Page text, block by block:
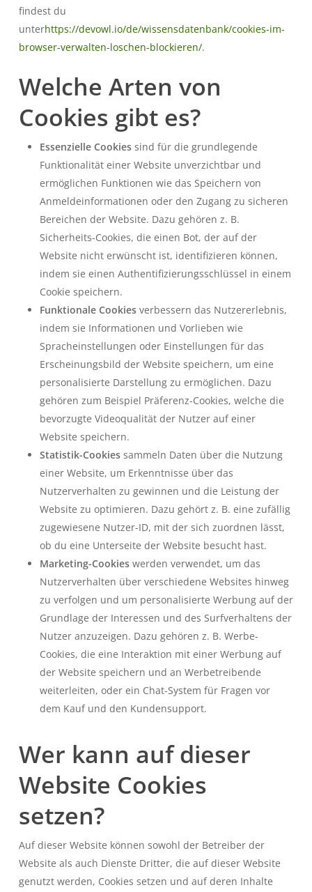
findest du
unterhttps://devowl.io/de/wissensdatenbank/cookies-im-
browser-verwalten-loschen-blockieren/.
Welche Arten von
Cookies gibt es?
Essenzielle Cookiessind für die grundlegende
Funktionalität einer Website unverzichtbar und
ermöglichen Funktionen wie das Speichern von
Anmeldeinformationen oder den Zugang zu sicheren
Bereichen der Website. Dazu gehören z. B.
Sicherheits-Cookies, die einen Bot, der auf der
Website nicht erwünscht ist, identifizieren können,
indem sie einen Authentifizierungsschlüssel in einem
Cookie speichern.
Funktionale Cookiesverbessern das Nutzererlebnis,
indem sie Informationen und Vorlieben wie
Spracheinstellungen oder Einstellungen für das
Erscheinungsbild der Website speichern, um eine
personalisierte Darstellung zu ermöglichen. Dazu
gehören zum Beispiel Präferenz-Cookies, welche die
bevorzugte Videoqualität der Nutzer auf einer
Website speichern.
Statistik-Cookiessammeln Daten über die Nutzung
einer Website, um Erkenntnisse über das
Nutzerverhalten zu gewinnen und die Leistung der
Website zu optimieren. Dazu gehört z. B. eine zufällig
zugewiesene Nutzer-ID, mit der sich zuordnen lässt,
ob du eine Unterseite der Website besucht hast.
Marketing-Cookieswerden verwendet, um das
Nutzerverhalten über verschiedene Websites hinweg
zu verfolgen und um personalisierte Werbung auf der
Grundlage der Interessen und des Surfverhaltens der
Nutzer anzuzeigen. Dazu gehören z. B. Werbe-
Cookies, die eine Interaktion mit einer Werbung auf
der Website speichern und an Werbetreibende
weiterleiten, oder ein Chat-System für Fragen vor
dem Kauf und den Kundensupport.
Wer kann auf dieser
Website Cookies
setzen?
Auf dieser Website können sowohl der Betreiber der
Website als auch Dienste Dritter, die auf dieser Website
genutzt werden, Cookies setzen und auf deren Inhalte